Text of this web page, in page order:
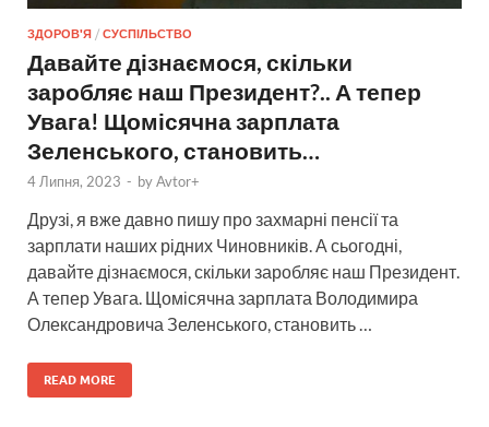
ЗДОРОВ'Я / СУСПІЛЬСТВО
Давайте дізнаємося, скільки
заробляє наш Президент?.. А тепер
Увага! Щомісячна зарплата
Зеленського, становить…
4 Липня, 2023 - byAvtor+
Друзі, я вже давно пишу про захмарні пенсії та
зарплати наших рідних Чиновників. А сьогодні,
давайте дізнаємося, скільки заробляє наш Президент.
А тепер Увага. Щомісячна зарплата Володимира
Олександровича Зеленського, становить …
READ MORE